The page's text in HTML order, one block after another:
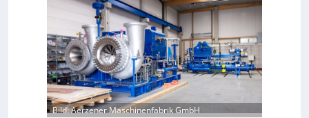
Bild: Aerzener Maschinenfabrik GmbH